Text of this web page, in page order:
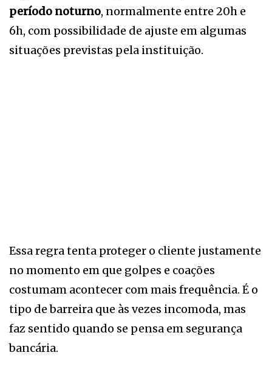
período noturno, normalmente entre 20h e
6h, com possibilidade de ajuste em algumas
situações previstas pela instituição.
Essa regra tenta proteger o cliente justamente
no momento em que golpes e coações
costumam acontecer com mais frequência. É o
tipo de barreira que às vezes incomoda, mas
faz sentido quando se pensa em segurança
bancária.